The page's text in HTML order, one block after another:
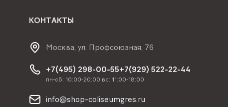
КОНТАКТЫ
Москва, ул. Профсоюзная, 76
+7(495) 298-00-55+7(929) 522-22-44
пн-сб: 10:00-20:00 вс: 11:00-18:00
info@shop-coliseumgres.ru